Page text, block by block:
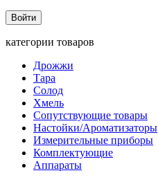
категории товаров
Дрожжи
Тара
Солод
Хмель
Сопутствующие товары
Настойки/Ароматизаторы
Измерительные приборы
Комплектующие
Аппараты